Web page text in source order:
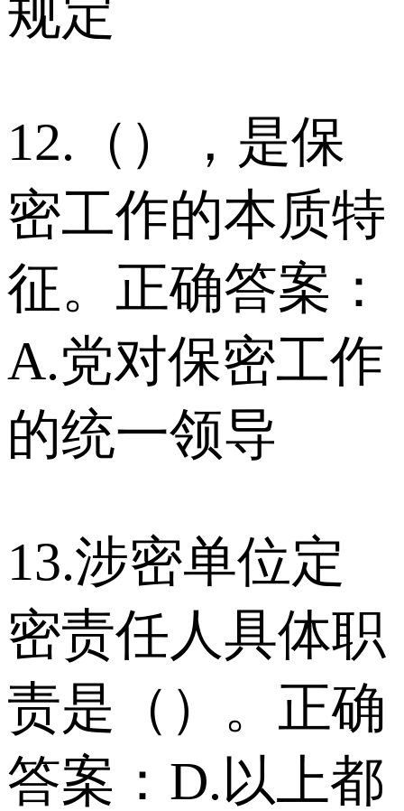
规定
12.（），是保
密工作的本质特
征。正确答案：
A.党对保密工作
的统一领导
13.涉密单位定
密责任人具体职
责是（）。正确
答案：D.以上都